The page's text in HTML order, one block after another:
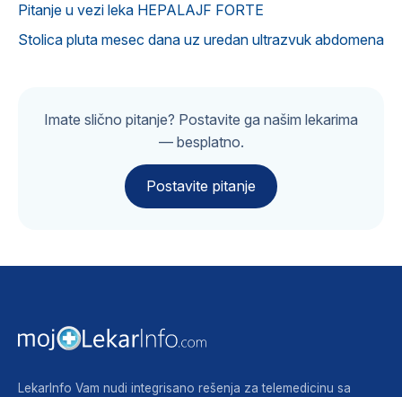
Pitanje u vezi leka HEPALAJF FORTE
Stolica pluta mesec dana uz uredan ultrazvuk abdomena
Imate slično pitanje? Postavite ga našim lekarima
— besplatno.
Postavite pitanje
LekarInfo Vam nudi integrisano rešenja za telemedicinu sa